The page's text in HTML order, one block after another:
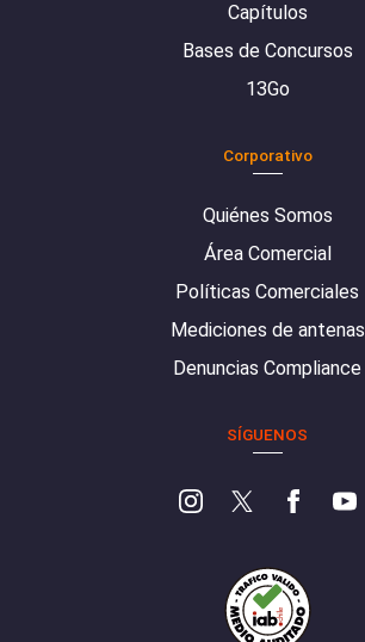
Capítulos
Bases de Concursos
13Go
Corporativo
Quiénes Somos
Área Comercial
Políticas Comerciales
Mediciones de antenas
Denuncias Compliance
SÍGUENOS